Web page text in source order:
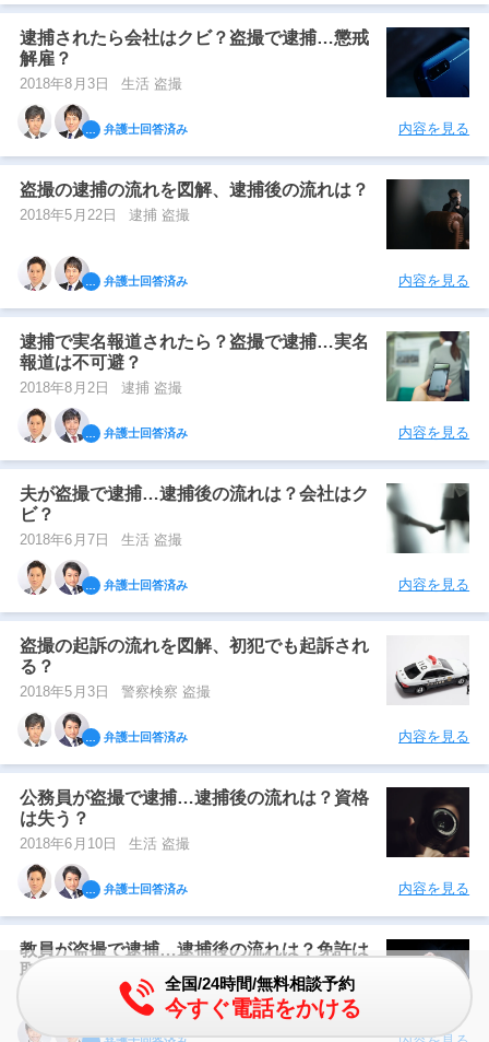
逮捕されたら会社はクビ？盗撮で逮捕…懲戒
解雇？
2018年8月3日 生活 盗撮
弁護士回答済み 内容を見る
盗撮の逮捕の流れを図解、逮捕後の流れは？
2018年5月22日 逮捕 盗撮
弁護士回答済み 内容を見る
逮捕で実名報道されたら？盗撮で逮捕…実名
報道は不可避？
2018年8月2日 逮捕 盗撮
弁護士回答済み 内容を見る
夫が盗撮で逮捕…逮捕後の流れは？会社はク
ビ？
2018年6月7日 生活 盗撮
弁護士回答済み 内容を見る
盗撮の起訴の流れを図解、初犯でも起訴され
る？
2018年5月3日 警察検察 盗撮
弁護士回答済み 内容を見る
公務員が盗撮で逮捕…逮捕後の流れは？資格
は失う？
2018年6月10日 生活 盗撮
弁護士回答済み 内容を見る
教員が盗撮で逮捕…逮捕後の流れは？免許は
取り上げ？
生活 盗撮
全国/24時間/無料相談予約
今すぐ電話をかける